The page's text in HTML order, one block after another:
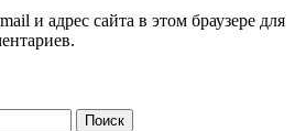
и адрес сайта в этом браузере для